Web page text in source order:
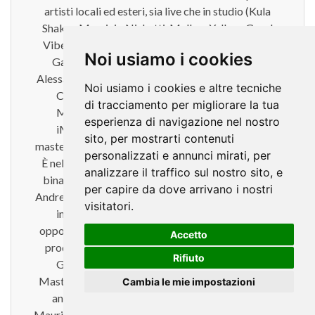
Noi usiamo i cookies
Noi usiamo i cookies e altre tecniche
di tracciamento per migliorare la tua
esperienza di navigazione nel nostro
sito, per mostrarti contenuti
personalizzati e annunci mirati, per
analizzare il traffico sul nostro sito, e
per capire da dove arrivano i nostri
visitatori.
Accetto
Rifiuto
Cambia le mie impostazioni
artisti locali ed esteri, sia live che in studio (Kula
Shaker, Maurizio Nichetti, Mellow Yellow, Good
Vibe Style, Rigo, Murubutu, An Harbor, Red Sun,
Gamba the Lenk, Leah Luv, Tonino Carotone,
Alessandro Colpani, Banda Liga, Doctor Ring Ding,
Cyneris, Xebb, Sugar pie & The Candymen,
Mikeless, Steams, Flowers). Collabora con
iMasterArt di Milano come fonico di mix e
mastering per jingle, colonne sonore, brani musicali.
È nel team di Solidcolor per lo sviluppo dell'audio
binaurale 360 per le realtà immersive di tipo VR.
Andrea Scansani graduated at SAE Institute (Milan)
in 2010 as sound engineer, there he had the
opportunity to study with very skilled and famous
producer like Tommaso Colliva (Muse), FIlippo
Gabbrielli, Alberto Cutolo (Massive Arts -
Mastering Studio). He worked with many national
and international artists such as Kula Shaker,